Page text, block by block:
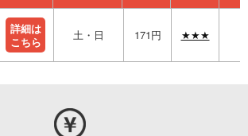
詳細は
こちら
土・日 171円 ★★★